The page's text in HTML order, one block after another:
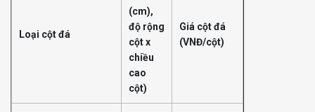
Loại cột đá
(cm),
độ rộng
cột x
chiều
cao
cột)
Giá cột đá
(VNĐ/cột)